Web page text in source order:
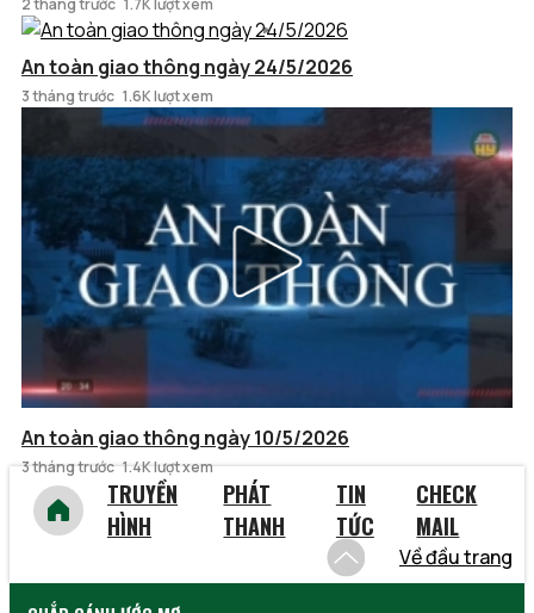
2 tháng trước 1.7K lượt xem
An toàn giao thông ngày 24/5/2026
3 tháng trước 1.6K lượt xem
An toàn giao thông ngày 10/5/2026
3 tháng trước 1.4K lượt xem
TRUYỀN
HÌNH
PHÁT
THANH
TIN
TỨC
CHECK
MAIL
Về đầu trang